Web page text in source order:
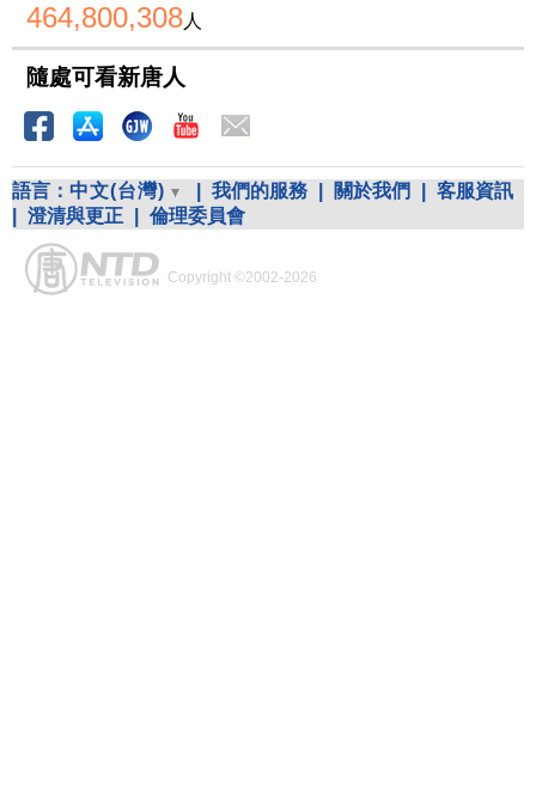
464,800,308人
隨處可看新唐人
語言： 中文(台灣) 我們的服務 關於我們
客服資訊
澄清與更正 倫理委員會
Copyright ©2002-2026